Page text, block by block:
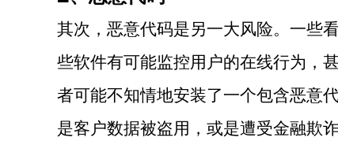
其次，恶意代码是另一大风险。一些
些软件有可能监控用户的在线行为，
者可能不知情地安装了一个包含恶意
是客户数据被盗用，或是遭受金融欺诈